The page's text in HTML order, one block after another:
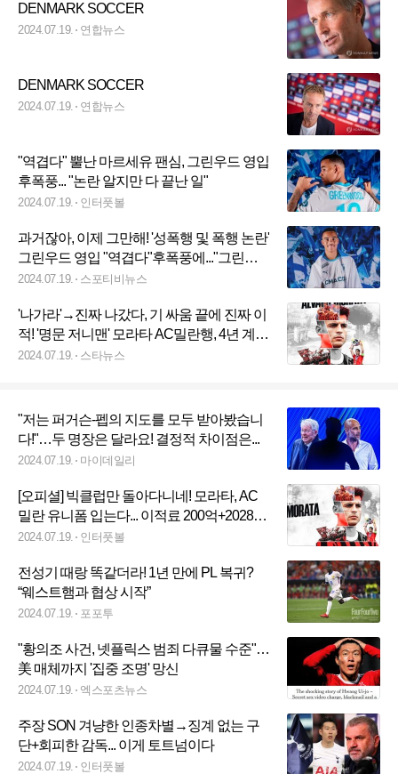
DENMARK SOCCER
2024.07.19. 연합뉴스
DENMARK SOCCER
2024.07.19. 연합뉴스
"역겹다" 뿔난 마르세유 팬심, 그린우드 영입
후폭풍... "논란 알지만 다 끝난 일"
2024.07.19. 인터풋볼
과거잖아, 이제 그만해! '성폭행 및 폭행 논란'
그린우드 영입 "역겹다"후폭풍에..."그린우
드 성장시킬 것"
2024.07.19. 스포티비뉴스
'나가라'→진짜 나갔다, 기 싸움 끝에 진짜 이
적! '명문 저니맨' 모라타 AC밀란행, 4년 계약
+등번호 7[오피셜]
2024.07.19. 스타뉴스
"저는 퍼거슨-펩의 지도를 모두 받아봤습니
다!"…두 명장은 달라요! 결정적 차이점은...
2024.07.19. 마이데일리
[오피셜] 빅클럽만 돌아다니네! 모라타, AC
밀란 유니폼 입는다... 이적료 200억+2028년
까지
2024.07.19. 인터풋볼
전성기 때랑 똑같더라! 1년 만에 PL 복귀?
“웨스트햄과 협상 시작”
2024.07.19. 포포투
"황의조 사건, 넷플릭스 범죄 다큐물 수준"…
美 매체까지 '집중 조명' 망신
2024.07.19. 엑스포츠뉴스
주장 SON 겨냥한 인종차별→징계 없는 구
단+회피한 감독... 이게 토트넘이다
2024.07.19. 인터풋볼